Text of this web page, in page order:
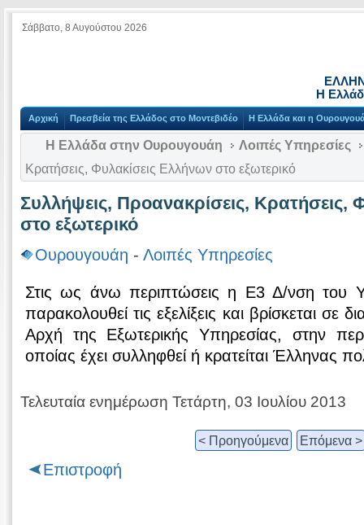
Σάββατο, 8 Αυγούστου 2026
Η
Αρχική Πρεσβεία της Ελλάδος στο Μοντεβιδέο Η Ελλάδα και η
Η Ελλάδα στην Ουρουγουάη
Λοιπές Υπηρεσίες
Κρατήσεις, Φυλακίσεις Ελλήνων στο εξωτερικό
Συλλήψεις, Προανακρίσεις, Κρατήσεις,
στο εξωτερικό
Ουρουγουάη - Λοιπές Υπηρεσίες
Στις ως άνω περιπτώσεις η Ε3 Δ/νση του
παρακολουθεί τις εξελίξεις και βρίσκεται σε
Αρχή της Εξωτερικής Υπηρεσίας, στην
οποίας έχει συλληφθεί ή κρατείται Έλληνας
Τελευταία ενημέρωση Τετάρτη, 03 Ιουλίου 2013
< Προηγούμενα Επόμενα >
Επιστροφή